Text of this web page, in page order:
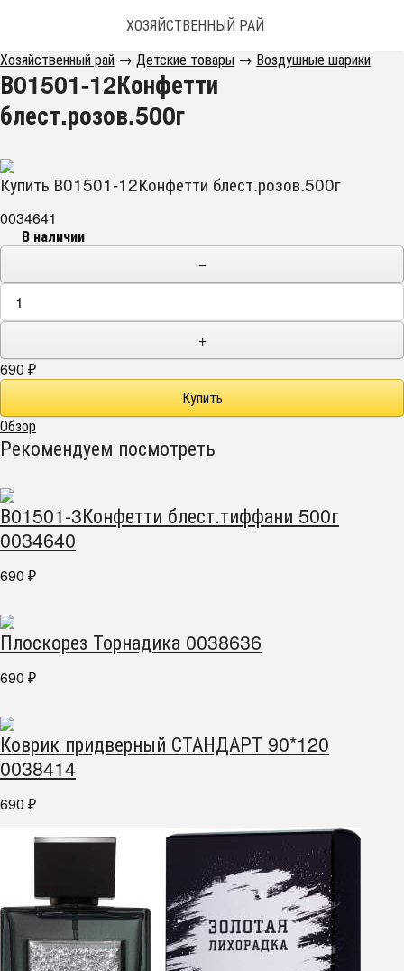
ХОЗЯЙСТВЕННЫЙ РАЙ
Хозяйственный рай → Детские товары → Воздушные шарики
В01501-12Конфетти
блест.розов.500г
Купить В01501-12Конфетти блест.розов.500г
0034641
В наличии
−
+
690 ₽
Обзор
Рекомендуем посмотреть
В01501-3Конфетти блест.тиффани 500г
0034640
690 ₽
Плоскорез Торнадика 0038636
690 ₽
Коврик придверный СТАНДАРТ 90*120
0038414
690 ₽